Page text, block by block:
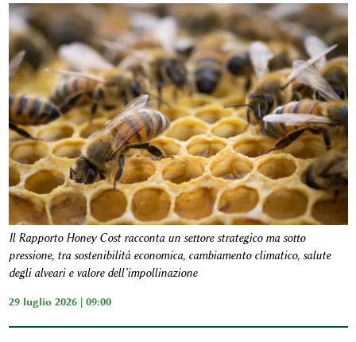
Il Rapporto Honey Cost racconta un settore strategico ma sotto
pressione, tra sostenibilità economica, cambiamento climatico, salute
degli alveari e valore dell’impollinazione
29 luglio 2026 | 09:00